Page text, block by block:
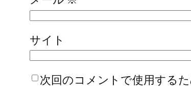
サイト
次回のコメントで使用する